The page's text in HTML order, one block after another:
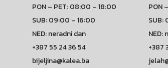
PON – PET: 08:00 – 18:00
SUB: 09:00 – 16:00
NED: neradni dan
+387 55 24 36 54
bijeljina@kalea.ba
PON
SUB:
NED:
+387